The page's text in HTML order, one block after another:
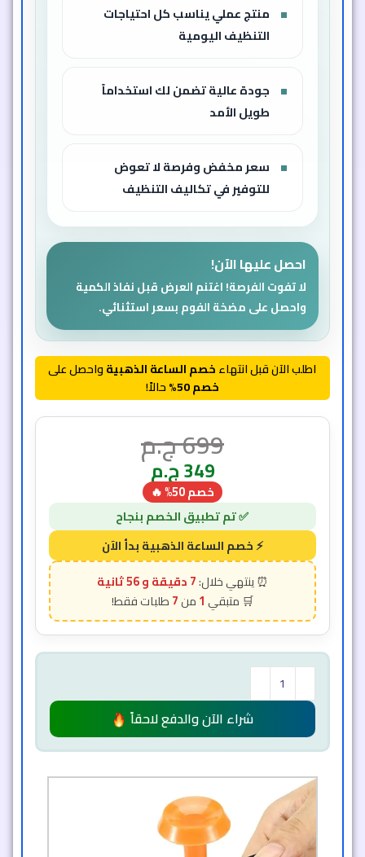
منتج عملي يناسب كل احتياجات
التنظيف اليومية
جودة عالية تضمن لك استخداماً
طويل الأمد
سعر مخفض وفرصة لا تعوض
للتوفير في تكاليف التنظيف
احصل عليها الآن!
لا تفوت الفرصة! اغتنم العرض قبل نفاذ الكمية
واحصل على مضخة الفوم بسعر استثنائي.
اطلب الآن قبل انتهاءخصم الساعة الذهبيةواحصل على
خصم 50%
حالاً!
699ج.م
349ج.م
خصم 50% 🔥
7 دقيقة و 54 ثانية
1
7
شراء الآن والدفع لاحقاً